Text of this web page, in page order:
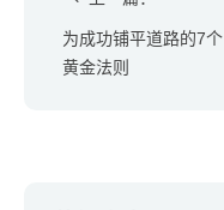
为成功铺平道路的7个
黄金法则